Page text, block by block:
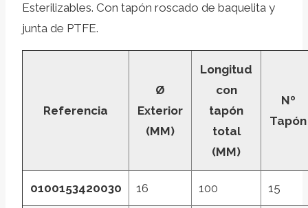
Esterilizables. Con tapón roscado de baquelita y
junta de PTFE.
Referencia
Ø
Exterior
(MM)
Longitud
con
tapón
total
(MM)
Nº
Tapón
0100153420030 16 100 15